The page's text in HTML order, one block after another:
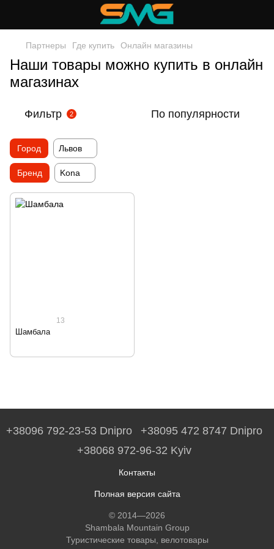
Партнеры Где купить Онлайн магазины
Наши товары можно купить в онлайн
магазинах
Фильтр 2 По популярности
Город Львов
Бренд Kona
13
Шамбала
+38096 792-23-53 Dnipro
+38095 472 8747 Dnipro
+38068 972-96-32 Kyiv
Контакты
Полная версия сайта
© 2014—2026
Shambala Mountain Group
Туристические товары, велотовары